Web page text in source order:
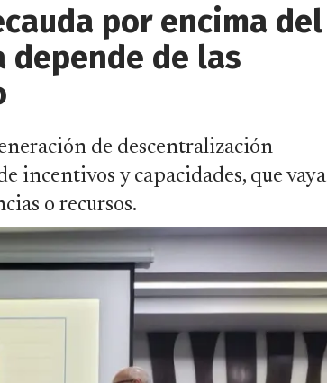
por encima del
depende de las
de descentralización
incentivos y capacidades, que vaya
o recursos.